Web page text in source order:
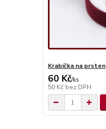
Krabička na prsten
60 Kč/ks
50 Kč bez DPH